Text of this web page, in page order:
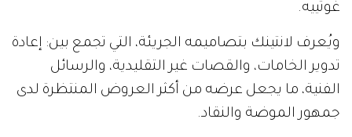
غوتييه.
ويُعرف لانتينك بتصاميمه الجريئة، التي تجمع بين: إعادة
تدوير الخامات، والقصات غير التقليدية، والرسائل
الفنية، ما يجعل عرضه من أكثر العروض المنتظرة لدى
جمهور الموضة والنقاد.